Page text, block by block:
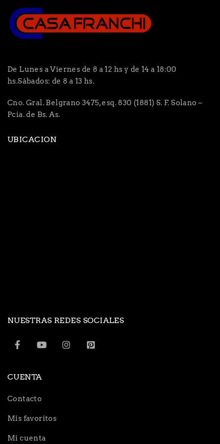
De Lunes a Viernes de 8 a 12 hs y de 14 a 18:00
hs.Sábados: de 8 a 13 hs.
Cno. Gral. Belgrano 3475, esq. 830 (1881) S. F. Solano –
Pcia. de Bs. As.
UBICACION
NUESTRAS REDES SOCIALES
CUENTA
Contacto
Mis favoritos
Mi cuenta